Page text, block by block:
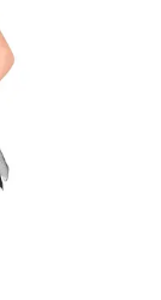
Tájékoztatjuk
kedves
vásárlóinkat,
kiegészítőket,
például harisnya,
ékszer, cipő,